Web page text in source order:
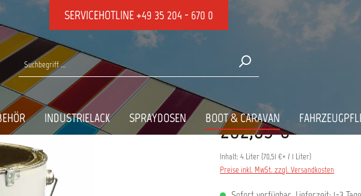
SERVICEHOTLINE+49 35 204 - 670 0
INDUSTRIELACK SPRAYDOSEN BOOT & CARAVAN
4 LITER, E5-17B
282,03 €*
Inhalt:4 Liter (70,51 €* / 1 Liter)
Preise inkl. MwSt. zzgl. Versandkosten